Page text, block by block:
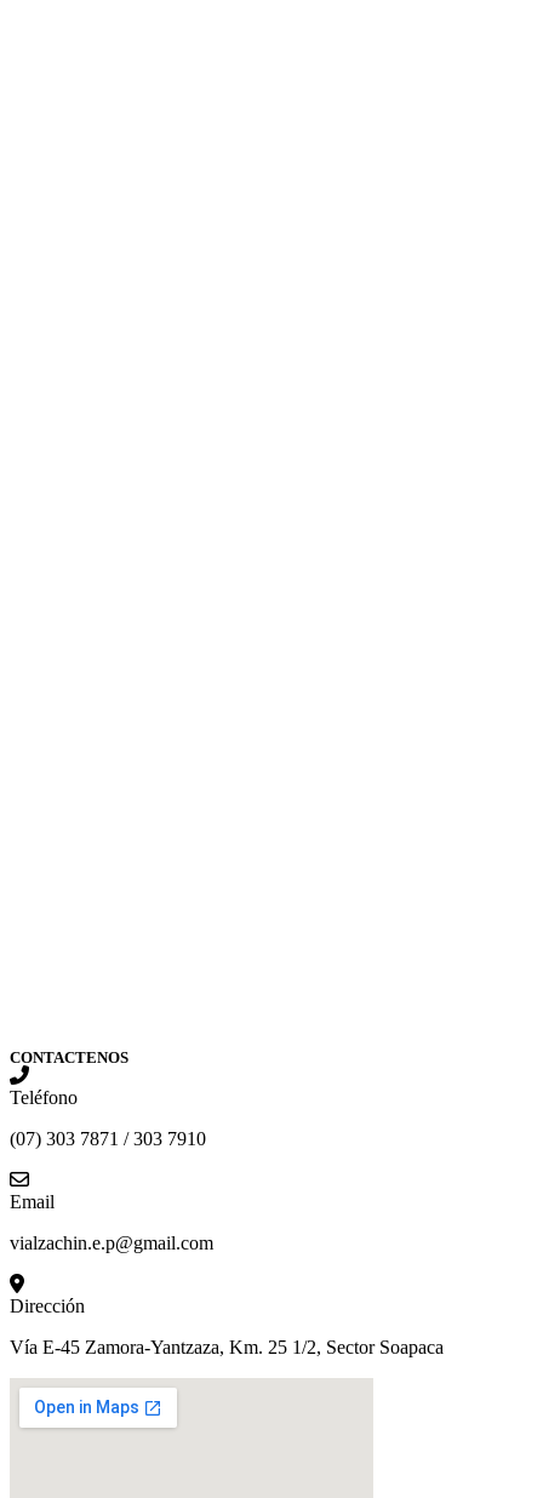
CONTACTENOS
Teléfono
(07) 303 7871 / 303 7910
Email
vialzachin.e.p@gmail.com
Dirección
Vía E-45 Zamora-Yantzaza, Km. 25 1/2, Sector Soapaca